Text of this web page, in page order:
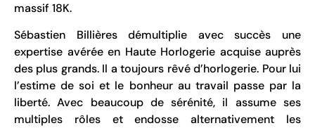
massif 18K.
Sébastien Billières démultiplie avec succès une
expertise avérée en Haute Horlogerie acquise auprès
des plus grands. Il a toujours rêvé d’horlogerie. Pour lui
l’estime de soi et le bonheur au travail passe par la
liberté. Avec beaucoup de sérénité, il assume ses
multiples rôles et endosse alternativement les